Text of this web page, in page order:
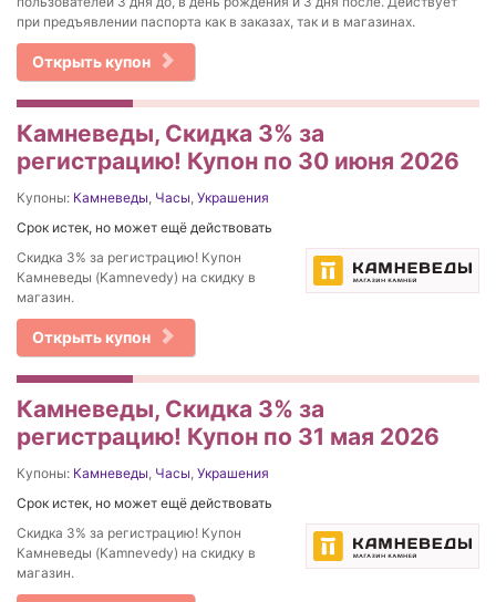
при предъявлении паспорта как в заказах, так и в магазинах.
Открыть купон
Камневеды, Скидка 3% за
регистрацию! Купон по 30 июня 2026
Купоны: Камневеды, Часы, Украшения
Срок истек, но может ещё действовать
Скидка 3% за регистрацию! Купон
Камневеды (Kamnevedy) на скидку в
магазин.
Открыть купон
Камневеды, Скидка 3% за
регистрацию! Купон по 31 мая 2026
Купоны: Камневеды, Часы, Украшения
Срок истек, но может ещё действовать
Скидка 3% за регистрацию! Купон
Камневеды (Kamnevedy) на скидку в
магазин.